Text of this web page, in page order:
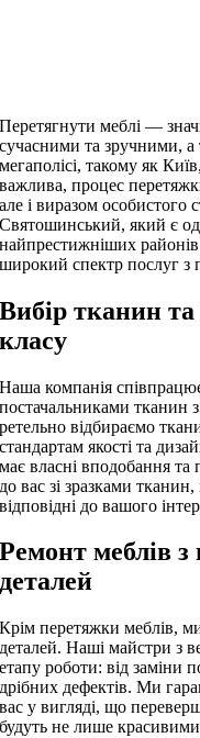
Перетягнути меблі —
сучасними та зручними,
мегаполісі, такому як
важлива, процес
але і виразом особистого
Святошинський, який є
найпрестижніших
широкий спектр послуг з
Вибір тканин та
класу
Наша компанія
постачальниками тканин
ретельно відбираємо
стандартам якості та
має власні вподобання
до вас зі зразками
відповідні до вашого
Ремонт меблів
деталей
Крім перетяжки меблів,
деталей. Наші майстри з
етапу роботи: від заміни
дрібних дефектів. Ми
вас у вигляді, що
будуть не лише